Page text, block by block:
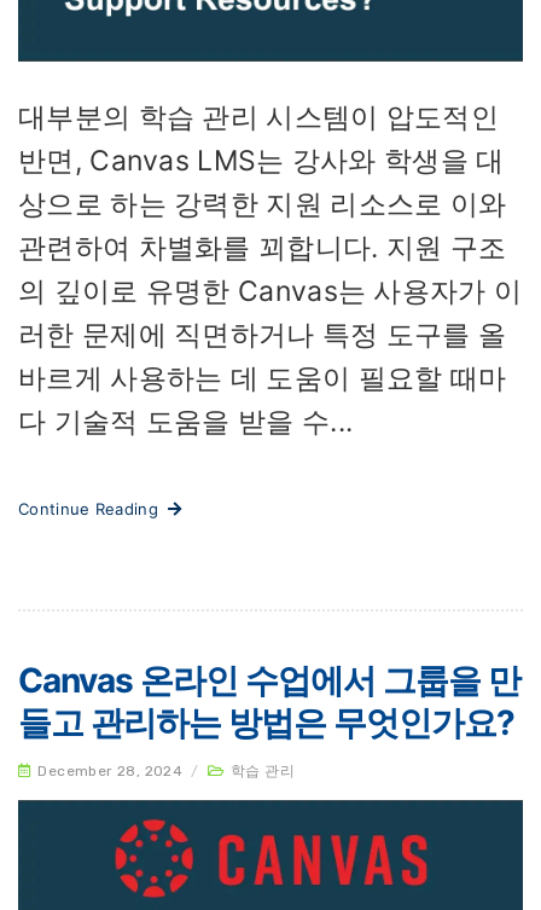
대부분의 학습 관리 시스템이 압도적인
반면, Canvas LMS는 강사와 학생을 대
상으로 하는 강력한 지원 리소스로 이와
관련하여 차별화를 꾀합니다. 지원 구조
의 깊이로 유명한 Canvas는 사용자가 이
러한 문제에 직면하거나 특정 도구를 올
바르게 사용하는 데 도움이 필요할 때마
다 기술적 도움을 받을 수...
Continue Reading
Canvas 온라인 수업에서 그룹을 만
들고 관리하는 방법은 무엇인가요?
December 28, 2024 / 학습 관리